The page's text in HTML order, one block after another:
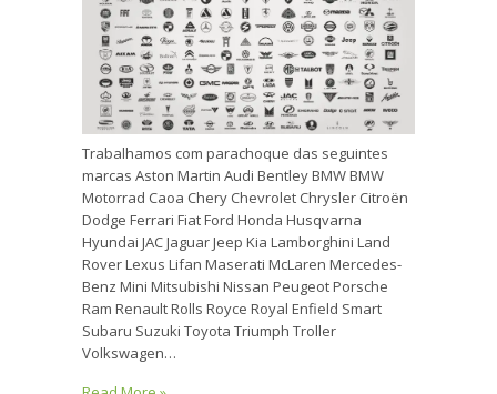
Trabalhamos com parachoque das seguintes
marcas Aston Martin Audi Bentley BMW BMW
Motorrad Caoa Chery Chevrolet Chrysler Citroën
Dodge Ferrari Fiat Ford Honda Husqvarna
Hyundai JAC Jaguar Jeep Kia Lamborghini Land
Rover Lexus Lifan Maserati McLaren Mercedes-
Benz Mini Mitsubishi Nissan Peugeot Porsche
Ram Renault Rolls Royce Royal Enfield Smart
Subaru Suzuki Toyota Triumph Troller
Volkswagen…